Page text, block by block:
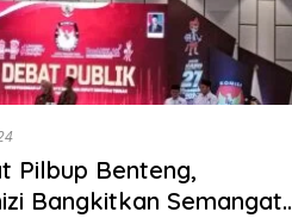
Pilbup Benteng,
Bangkitkan Semangat